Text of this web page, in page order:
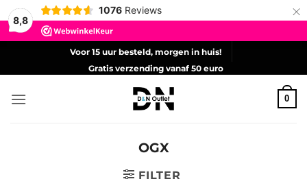
8,8
1076 Reviews ×
Voor 15 uur besteld, morgen in huis!
Gratis verzending vanaf 50 euro
0
OGX
FILTER